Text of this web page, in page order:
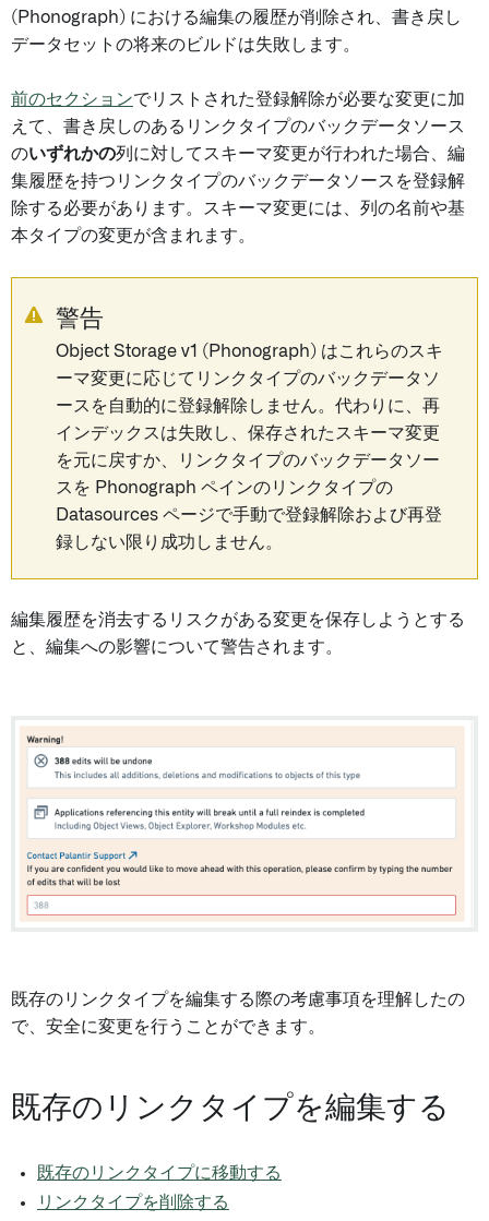
(Phonograph) における編集の履歴が削除され、書き戻し
データセットの将来のビルドは失敗します。
前のセクションでリストされた登録解除が必要な変更に加
えて、書き戻しのあるリンクタイプのバックデータソース
のいずれかの列に対してスキーマ変更が行われた場合、編
集履歴を持つリンクタイプのバックデータソースを登録解
除する必要があります。スキーマ変更には、列の名前や基
本タイプの変更が含まれます。
警告
Object Storage v1 (Phonograph) はこれらのスキ
ーマ変更に応じてリンクタイプのバックデータソ
ースを自動的に登録解除しません。代わりに、再
インデックスは失敗し、保存されたスキーマ変更
を元に戻すか、リンクタイプのバックデータソー
スを Phonograph ペインのリンクタイプの
Datasources ページで手動で登録解除および再登
録しない限り成功しません。
編集履歴を消去するリスクがある変更を保存しようとする
と、編集への影響について警告されます。
既存のリンクタイプを編集する際の考慮事項を理解したの
で、安全に変更を行うことができます。
既存のリンクタイプを編集する
既存のリンクタイプに移動する
リンクタイプを削除する